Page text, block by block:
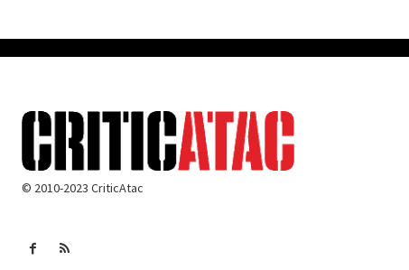
© 2010-2023 CriticAtac